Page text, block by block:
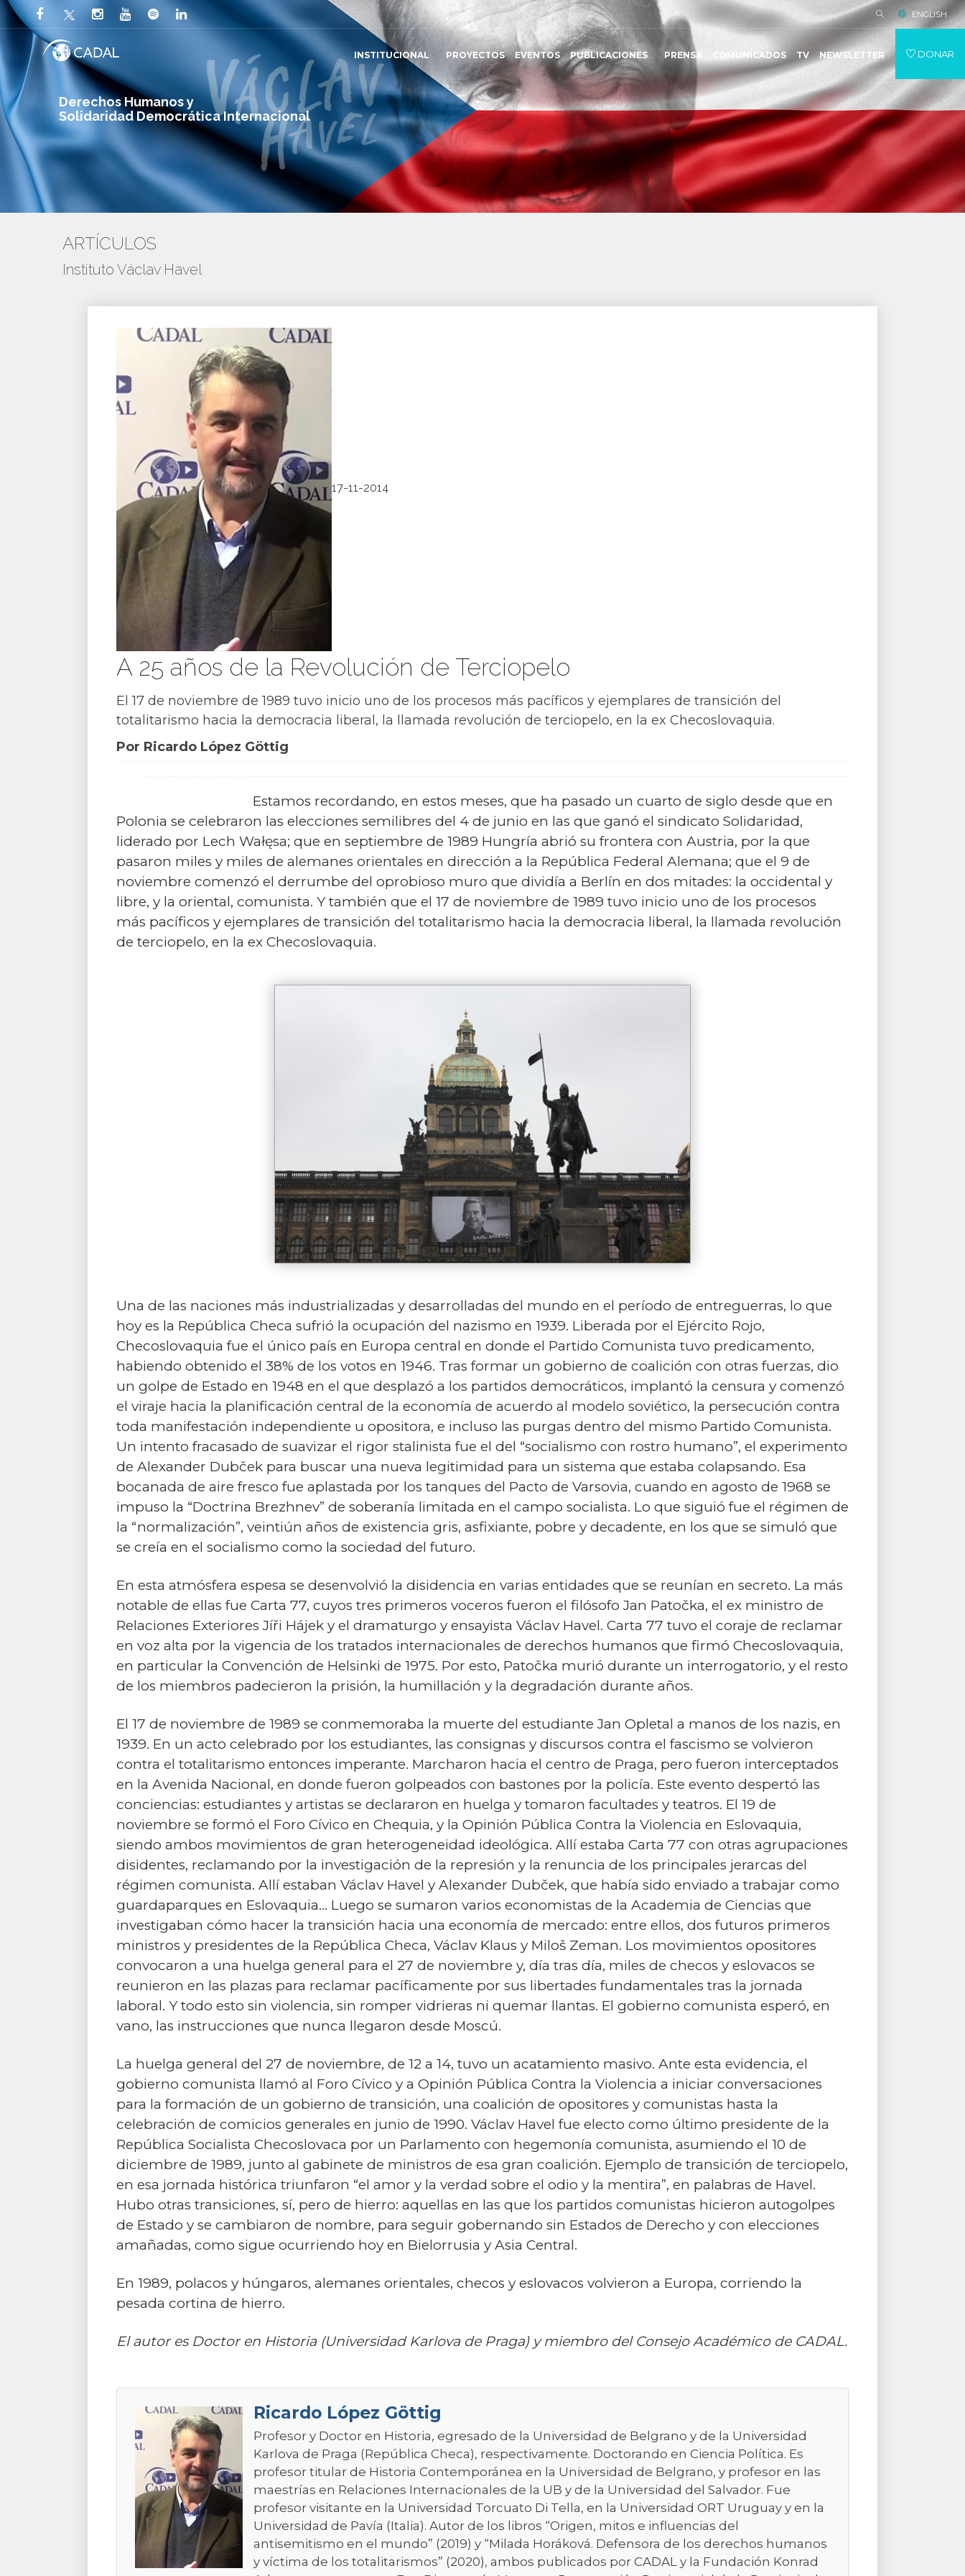
Derechos Humanos y
Solidaridad Democrática Internacional
ENGLISH
INSTITUCIONAL PROYECTOS EVENTOS PUBLICACIONES PRENSA COMUNICADOS TV NEWSLETTER DONAR
ARTÍCULOS
Instituto Václav Havel
17-11-2014
A 25 años de la Revolución de Terciopelo
El 17 de noviembre de 1989 tuvo inicio uno de los procesos más pacíficos y ejemplares de transición del
totalitarismo hacia la democracia liberal, la llamada revolución de terciopelo, en la ex Checoslovaquia.
Por Ricardo López Göttig
Estamos recordando, en estos meses, que ha pasado un cuarto de siglo desde que en
Polonia se celebraron las elecciones semilibres del 4 de junio en las que ganó el sindicato Solidaridad,
liderado por Lech Wałęsa; que en septiembre de 1989 Hungría abrió su frontera con Austria, por la que
pasaron miles y miles de alemanes orientales en dirección a la República Federal Alemana; que el 9 de
noviembre comenzó el derrumbe del oprobioso muro que dividía a Berlín en dos mitades: la occidental y
libre, y la oriental, comunista. Y también que el 17 de noviembre de 1989 tuvo inicio uno de los procesos
más pacíficos y ejemplares de transición del totalitarismo hacia la democracia liberal, la llamada revolución
de terciopelo, en la ex Checoslovaquia.
Una de las naciones más industrializadas y desarrolladas del mundo en el período de entreguerras, lo que
hoy es la República Checa sufrió la ocupación del nazismo en 1939. Liberada por el Ejército Rojo,
Checoslovaquia fue el único país en Europa central en donde el Partido Comunista tuvo predicamento,
habiendo obtenido el 38% de los votos en 1946. Tras formar un gobierno de coalición con otras fuerzas, dio
un golpe de Estado en 1948 en el que desplazó a los partidos democráticos, implantó la censura y comenzó
el viraje hacia la planificación central de la economía de acuerdo al modelo soviético, la persecución contra
toda manifestación independiente u opositora, e incluso las purgas dentro del mismo Partido Comunista.
Un intento fracasado de suavizar el rigor stalinista fue el del “socialismo con rostro humano”, el experimento
de Alexander Dubček para buscar una nueva legitimidad para un sistema que estaba colapsando. Esa
bocanada de aire fresco fue aplastada por los tanques del Pacto de Varsovia, cuando en agosto de 1968 se
impuso la “Doctrina Brezhnev” de soberanía limitada en el campo socialista. Lo que siguió fue el régimen de
la “normalización”, veintiún años de existencia gris, asfixiante, pobre y decadente, en los que se simuló que
se creía en el socialismo como la sociedad del futuro.
En esta atmósfera espesa se desenvolvió la disidencia en varias entidades que se reunían en secreto. La más
notable de ellas fue Carta 77, cuyos tres primeros voceros fueron el filósofo Jan Patočka, el ex ministro de
Relaciones Exteriores Jíři Hájek y el dramaturgo y ensayista Václav Havel. Carta 77 tuvo el coraje de reclamar
en voz alta por la vigencia de los tratados internacionales de derechos humanos que firmó Checoslovaquia,
en particular la Convención de Helsinki de 1975. Por esto, Patočka murió durante un interrogatorio, y el resto
de los miembros padecieron la prisión, la humillación y la degradación durante años.
El 17 de noviembre de 1989 se conmemoraba la muerte del estudiante Jan Opletal a manos de los nazis, en
1939. En un acto celebrado por los estudiantes, las consignas y discursos contra el fascismo se volvieron
contra el totalitarismo entonces imperante. Marcharon hacia el centro de Praga, pero fueron interceptados
en la Avenida Nacional, en donde fueron golpeados con bastones por la policía. Este evento despertó las
conciencias: estudiantes y artistas se declararon en huelga y tomaron facultades y teatros. El 19 de
noviembre se formó el Foro Cívico en Chequia, y la Opinión Pública Contra la Violencia en Eslovaquia,
siendo ambos movimientos de gran heterogeneidad ideológica. Allí estaba Carta 77 con otras agrupaciones
disidentes, reclamando por la investigación de la represión y la renuncia de los principales jerarcas del
régimen comunista. Allí estaban Václav Havel y Alexander Dubček, que había sido enviado a trabajar como
guardaparques en Eslovaquia… Luego se sumaron varios economistas de la Academia de Ciencias que
investigaban cómo hacer la transición hacia una economía de mercado: entre ellos, dos futuros primeros
ministros y presidentes de la República Checa, Václav Klaus y Miloš Zeman. Los movimientos opositores
convocaron a una huelga general para el 27 de noviembre y, día tras día, miles de checos y eslovacos se
reunieron en las plazas para reclamar pacíficamente por sus libertades fundamentales tras la jornada
laboral. Y todo esto sin violencia, sin romper vidrieras ni quemar llantas. El gobierno comunista esperó, en
vano, las instrucciones que nunca llegaron desde Moscú.
La huelga general del 27 de noviembre, de 12 a 14, tuvo un acatamiento masivo. Ante esta evidencia, el
gobierno comunista llamó al Foro Cívico y a Opinión Pública Contra la Violencia a iniciar conversaciones
para la formación de un gobierno de transición, una coalición de opositores y comunistas hasta la
celebración de comicios generales en junio de 1990. Václav Havel fue electo como último presidente de la
República Socialista Checoslovaca por un Parlamento con hegemonía comunista, asumiendo el 10 de
diciembre de 1989, junto al gabinete de ministros de esa gran coalición. Ejemplo de transición de terciopelo,
en esa jornada histórica triunfaron “el amor y la verdad sobre el odio y la mentira”, en palabras de Havel.
Hubo otras transiciones, sí, pero de hierro: aquellas en las que los partidos comunistas hicieron autogolpes
de Estado y se cambiaron de nombre, para seguir gobernando sin Estados de Derecho y con elecciones
amañadas, como sigue ocurriendo hoy en Bielorrusia y Asia Central.
En 1989, polacos y húngaros, alemanes orientales, checos y eslovacos volvieron a Europa, corriendo la
pesada cortina de hierro.
El autor es Doctor en Historia (Universidad Karlova de Praga) y miembro del Consejo Académico de CADAL.
Ricardo López Göttig
Profesor y Doctor en Historia, egresado de la Universidad de Belgrano y de la Universidad
Karlova de Praga (República Checa), respectivamente. Doctorando en Ciencia Política. Es
profesor titular de Historia Contemporánea en la Universidad de Belgrano, y profesor en las
maestrías en Relaciones Internacionales de la UB y de la Universidad del Salvador. Fue
profesor visitante en la Universidad Torcuato Di Tella, en la Universidad ORT Uruguay y en la
Universidad de Pavía (Italia). Autor de los libros “Origen, mitos e influencias del
antisemitismo en el mundo” (2019) y “Milada Horáková. Defensora de los derechos humanos
y víctima de los totalitarismos” (2020), ambos publicados por CADAL y la Fundación Konrad